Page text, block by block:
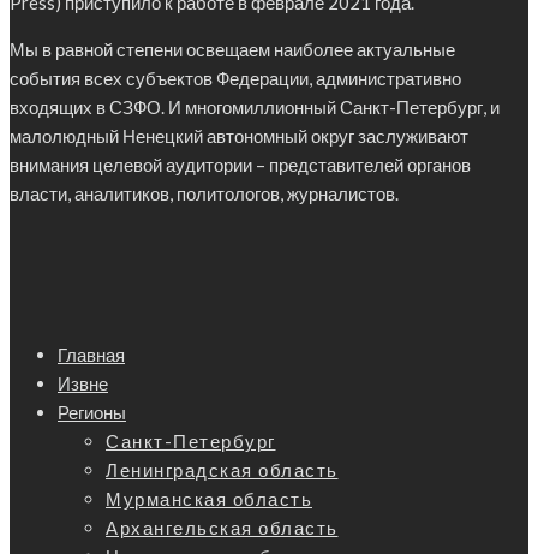
Мы в равной степени освещаем наиболее актуальные
события всех субъектов Федерации, административно
входящих в СЗФО. И многомиллионный Санкт-Петербург, и
малолюдный Ненецкий автономный округ заслуживают
внимания целевой аудитории – представителей органов
власти, аналитиков, политологов, журналистов.
Главная
Извне
Регионы
Санкт-Петербург
Ленинградская область
Мурманская область
Архангельская область